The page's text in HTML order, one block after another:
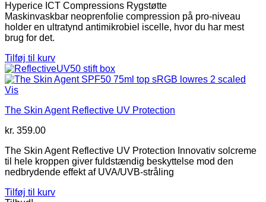
Hyperice ICT Compressions Rygstøtte
Maskinvaskbar neoprenfolie compression på pro-niveau
holder en ultratynd antimikrobiel iscelle, hvor du har mest
brug for det.
Tilføj til kurv
Vis
The Skin Agent Reflective UV Protection
kr. 359.00
The Skin Agent Reflective UV Protection Innovativ solcreme
til hele kroppen giver fuldstændig beskyttelse mod den
nedbrydende effekt af UVA/UVB-stråling
Tilføj til kurv